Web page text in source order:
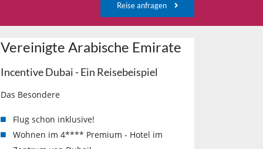
Reise anfragen
Vereinigte Arabische Emirate
Incentive Dubai - Ein Reisebeispiel
Das Besondere
Flug schon inklusive!
Wohnen im 4**** Premium - Hotel im